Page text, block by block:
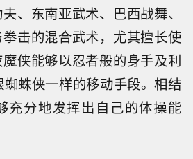
、东南亚武术、巴西战舞、
击的混合武术，尤其擅长使
侠能够以忍者般的身手及利
蛛侠一样的移动手段。相结
充分地发挥出自己的体操能